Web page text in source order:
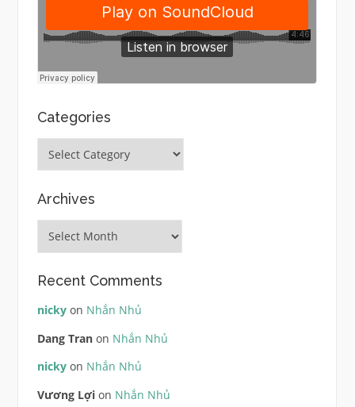
Categories
Archives
Archives
Recent Comments
nickyon Nhắn Nhủ
Dang Tranon Nhắn Nhủ
nickyon Nhắn Nhủ
Vương Lợion Nhắn Nhủ